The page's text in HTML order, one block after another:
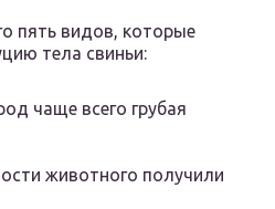
пять видов, которые
тела свиньи:
чаще всего грубая
животного получили